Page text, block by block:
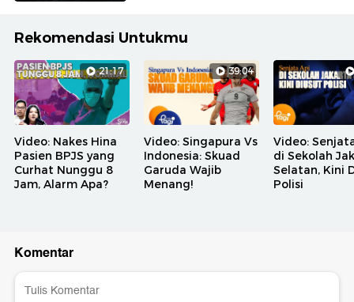
Rekomendasi Untukmu
21:17
Video: Nakes Hina
Pasien BPJS yang
Curhat Nunggu 8
Jam, Alarm Apa?
39:04
Video: Singapura Vs
Indonesia: Skuad
Garuda Wajib
Menang!
Video:
di Sekolah
Selatan, Kini
Polisi